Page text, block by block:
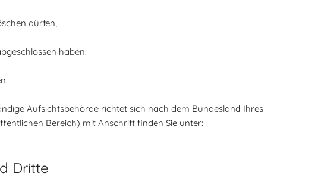
dürfen,
haben.
Aufsichtsbehörde richtet sich nach dem Bundesland Ihres
Bereich) mit Anschrift finden Sie unter:
Dritte